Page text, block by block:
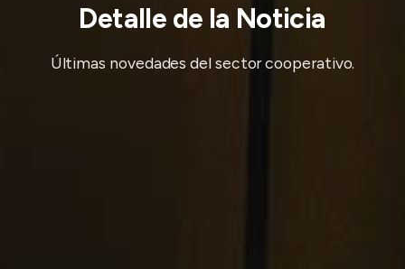
Detalle de la Noticia
Últimas novedades del sector cooperativo.